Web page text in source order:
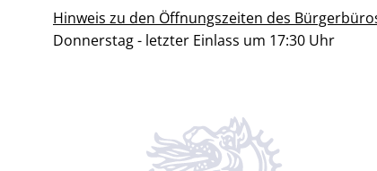
Hinweis zu den Öffnungszeiten des
Donnerstag - letzter Einlass um 17:30 Uhr